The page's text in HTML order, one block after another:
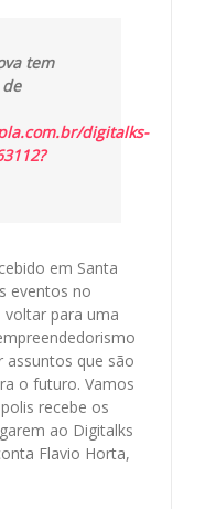
tem
digitalks-
em Santa
eventos no
para uma
assuntos que são
o futuro. Vamos
recebe os
ao Digitalks
Flavio Horta,